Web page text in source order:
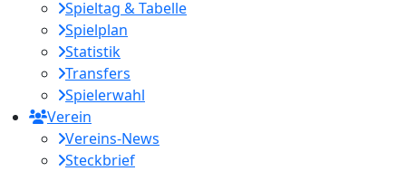
Spieltag & Tabelle
Spielplan
Statistik
Transfers
Spielerwahl
Verein
Vereins-News
Steckbrief